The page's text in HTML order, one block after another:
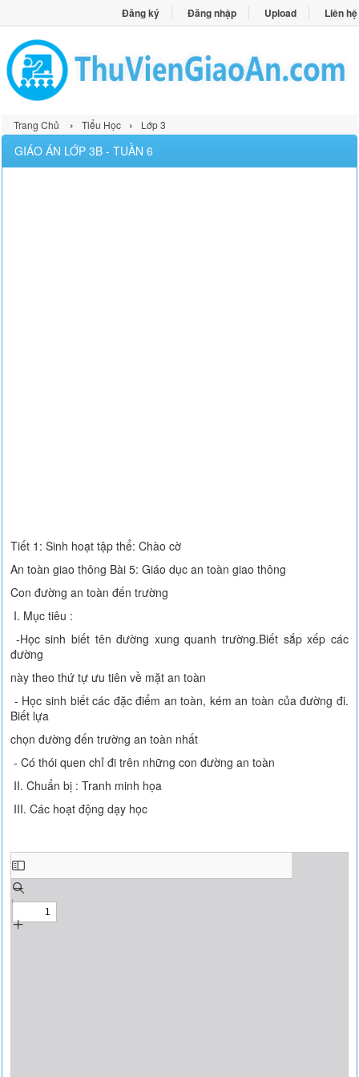
Đăng ký Đăng nhập Upload Liên hệ
Trang Chủ › Tiểu Học › Lớp 3
GIÁO ÁN LỚP 3B - TUẦN 6
Tiết 1: Sinh hoạt tập thể: Chào cờ
An toàn giao thông Bài 5: Giáo dục an toàn giao thông
Con đường an toàn đến trường
I. Mục tiêu :
-Học sinh biết tên đường xung quanh trường.Biết sắp xếp các
đường
này theo thứ tự ưu tiên về mặt an toàn
- Học sinh biết các đặc điểm an toàn, kém an toàn của đường đi.
Biết lựa
chọn đường đến trường an toàn nhất
- Có thói quen chỉ đi trên những con đường an toàn
II. Chuẩn bị : Tranh minh họa
III. Các hoạt động dạy học